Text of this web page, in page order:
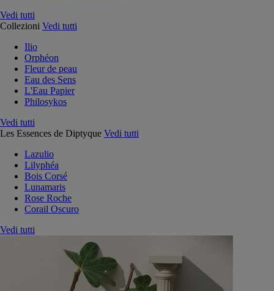
Vedi tutti
Collezioni Vedi tutti
Ilio
Orphéon
Fleur de peau
Eau des Sens
L'Eau Papier
Philosykos
Vedi tutti
Les Essences de Diptyque Vedi tutti
Lazulio
Lilyphéa
Bois Corsé
Lunamaris
Rose Roche
Corail Oscuro
Vedi tutti